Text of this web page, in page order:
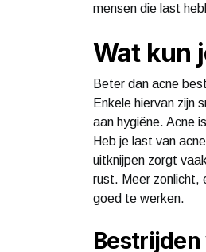
mensen die last
Wat kun
Beter dan acne
Enkele hiervan zijn
aan hygiëne. Acne
Heb je last van
uitknijpen zorgt
rust. Meer zonlicht,
goed te werken.